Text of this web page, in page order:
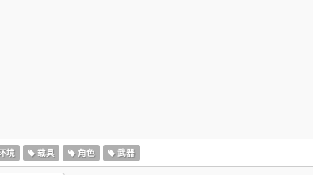
境 载具 角色 武器